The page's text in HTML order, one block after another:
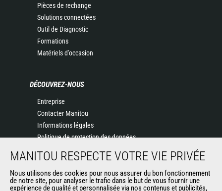
Pièces de rechange
Solutions connectées
Outil de Diagnostic
Formations
Matériels d'occasion
DÉCOUVREZ-NOUS
Entreprise
Contacter Manitou
Informations légales
Politique de protection des données
Actualités
Historique
CGV Manitou BF
MANITOU RESPECTE VOTRE VIE PRIVÉE
Nous utilisons des cookies pour nous assurer du bon fonctionnement
de notre site, pour analyser le trafic dans le but de vous fournir une
expérience de qualité et personnalisée via nos contenus et publicités,